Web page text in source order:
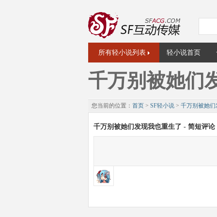
所有轻小说列表 轻小说首页
千万别被她们
您当前的位置： 首页 > SF轻小说 > 千万别被她们
千万别被她们发现我也重生了 - 简短评论